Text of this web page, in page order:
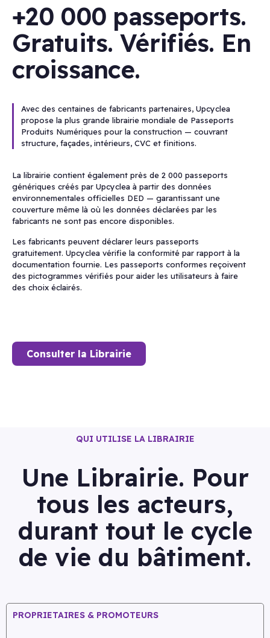
+20 000 passeports.
Gratuits. Vérifiés. En
croissance.
Avec des centaines de fabricants partenaires, Upcyclea
propose la plus grande librairie mondiale de Passeports
Produits Numériques pour la construction — couvrant
structure, façades, intérieurs, CVC et finitions.
La librairie contient également près de 2 000 passeports
génériques créés par Upcyclea à partir des données
environnementales officielles DED — garantissant une
couverture même là où les données déclarées par les
fabricants ne sont pas encore disponibles.
Les fabricants peuvent déclarer leurs passeports
gratuitement. Upcyclea vérifie la conformité par rapport à la
documentation fournie. Les passeports conformes reçoivent
des pictogrammes vérifiés pour aider les utilisateurs à faire
des choix éclairés.
Consulter la Librairie
QUI UTILISE LA LIBRAIRIE
Une Librairie. Pour
tous les acteurs,
durant tout le cycle
de vie du bâtiment.
PROPRIETAIRES & PROMOTEURS